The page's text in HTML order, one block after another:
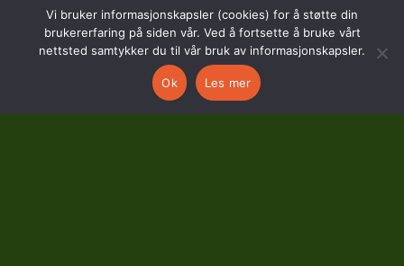
BESØKSADRESSE
Hostvedtveien 130
3618 Skollenborg
Vi bruker informasjonskapsler (cookies) for å støtte din
brukererfaring på siden vår. Ved å fortsette å bruke vårt
nettsted samtykker du til vår bruk av informasjonskapsler.
Ok Les mer